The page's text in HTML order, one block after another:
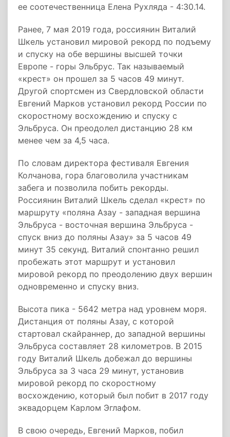
ее соотечественница Елена Рухляда - 4:30.14.
Ранее, 7 мая 2019 года, россиянин Виталий
Шкель установил мировой рекорд по подъему
и спуску на обе вершины высшей точки
Европе - горы Эльбрус. Так называемый
«крест» он прошел за 5 часов 49 минут.
Другой спортсмен из Свердловской области
Евгений Марков установил рекорд России по
скоростному восхождению и спуску с
Эльбруса. Он преодолел дистанцию 28 км
менее чем за 4,5 часа.
По словам директора фестиваля Евгения
Колчанова, гора благоволила участникам
забега и позволила побить рекорды.
Россиянин Виталий Шкель сделал «крест» по
маршруту «поляна Азау - западная вершина
Эльбруса - восточная вершина Эльбруса -
спуск вниз до поляны Азау» за 5 часов 49
минут 35 секунд. Виталий спонтанно решил
пробежать этот маршрут и установил
мировой рекорд по преодолению двух вершин
одновременно и спуску вниз.
Высота пика - 5642 метра над уровнем моря.
Дистанция от поляны Азау, с которой
стартовал скайраннер, до западной вершины
Эльбруса составляет 28 километров. В 2015
году Виталий Шкель добежал до вершины
Эльбруса за 3 часа 29 минут, установив
мировой рекорд по скоростному
восхождению, который был побит в 2017 году
эквадорцем Карлом Эглафом.
В свою очередь, Евгений Марков, побил